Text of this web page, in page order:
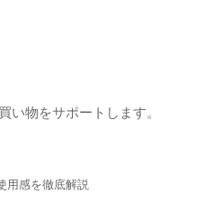
い物をサポートします。
用感を徹底解説